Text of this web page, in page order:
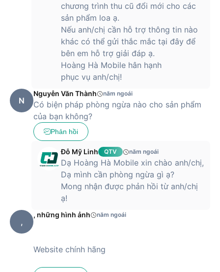
chương trình thu cũ đổi mới cho các
sản phẩm loa ạ.
Nếu anh/chị cần hỗ trợ thông tin nào
khác có thể gửi thắc mắc tại đây để
bên em hỗ trợ giải đáp ạ.
Hoàng Hà Mobile hân hạnh
phục vụ anh/chị!
N
Nguyễn Văn Thành năm ngoái
Có biện pháp phòng ngừa nào cho sản phẩm
của bạn không?
Phản hồi
Đỗ Mỹ Linh QTV năm ngoái
Dạ Hoàng Hà Mobile xin chào anh/chị,
Dạ mình cần phòng ngừa gì ạ?
Mong nhận được phản hồi từ anh/chị
ạ!
,
, những hình ảnh năm ngoái
Website chính hãng